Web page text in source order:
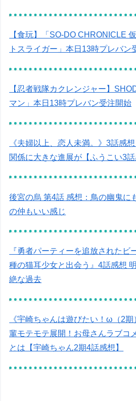
【食玩】「SO-DO CHRONICLE
トスライガー」本日13時プレバン
【忍者戦隊カクレンジャー】
マン」本日13時プレバン受注開始
《夫婦以上、恋人未満。》3話感
関係に大きな進展が【ふうこい3話
後宮の烏 第4話 感想：鳥の幽鬼に
の仲もいい感じ
『勇者パーティーを追放されたビ
種の猫耳少女と出会う』4話感想
絶な過去
《宇崎ちゃんは遊びたい！ω（2
輩モテモテ展開！お母さんラブコ
とは【宇崎ちゃん2期4話感想】